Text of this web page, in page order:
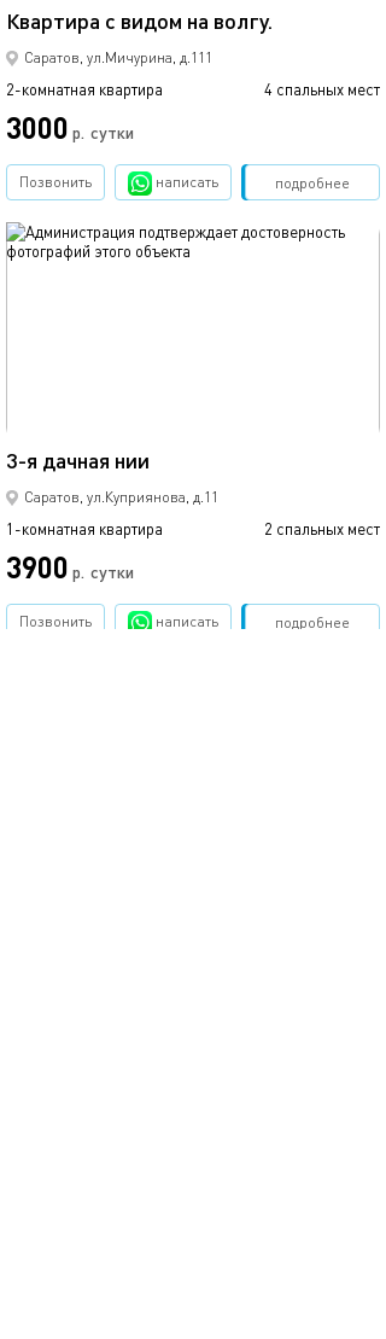
Квартира с видом на волгу.
Саратов, ул.Мичурина, д.111
2-комнатная квартира 4 спальных мест
3000 р. сутки
подробнее
Позвонить написать Забронировать
3-я дачная нии
Саратов, ул.Куприянова, д.11
1-комнатная квартира 2 спальных мест
3900 р. сутки
обновлено 17.05.2018
подробнее
Позвонить написать Забронировать